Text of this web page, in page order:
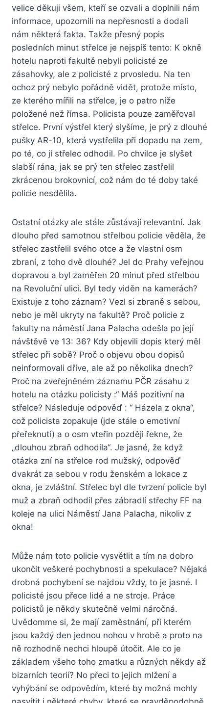
velice děkuji všem, kteří se ozvali a doplnili nám
informace, upozornili na nepřesnosti a dodali
nám některá fakta. Takže přesný popis
posledních minut střelce je nejspíš tento: K okně
hotelu naproti fakultě nebyli policisté ze
zásahovky, ale z policisté z prvosledu. Na ten
ochoz prý nebylo pořádně vidět, protože místo,
ze kterého mířili na střelce, je o patro níže
položené než římsa. Policista pouze zaměřoval
střelce. První výstřel který slyšíme, je prý z dlouhé
pušky AR-10, která vystřelila při dopadu na zem,
po té, co jí střelec odhodil. Po chvilce je slyšet
slabší rána, jak se prý ten střelec zastřelil
zkrácenou brokovnicí, což nám do té doby také
policie nesdělila.
Ostatní otázky ale stále zůstávají relevantní. Jak
dlouho před samotnou střelbou policie věděla, že
střelec zastřelil svého otce a že vlastní osm
zbraní, z toho dvě dlouhé? Jel do Prahy veřejnou
dopravou a byl zaměřen 20 minut před střelbou
na Revoluční ulici. Byl tedy viděn na kamerách?
Existuje z toho záznam? Vezl si zbraně s sebou,
nebo je měl ukryty na fakultě? Proč policie z
fakulty na náměstí Jana Palacha odešla po její
návštěvě ve 13: 36? Kdy objevili dopis který měl
střelec při sobě? Proč o objevu obou dopisů
neinformovali dříve, ale až po několika dnech?
Proč na zveřejněném záznamu PČR zásahu z
hotelu na otázku policisty :“ Máš pozitivní na
střelce? Následuje odpověď : “ Házela z okna“,
což policista zopakuje (jde stále o emotivní
přeřeknutí) a o osm vteřin později řekne, že
„dlouhou zbraň odhodila“. Je jasné, že když
otázka zní na střelce rod mužský, odpověď
dvakrát za sebou v rodu ženském a lokace z
okna, je zvláštní. Střelec byl dle tvrzení policie byl
muž a zbraň odhodil přes zábradlí střechy FF na
koleje na ulici Náměstí Jana Palacha, nikoliv z
okna!
Může nám toto policie vysvětlit a tím na dobro
ukončit veškeré pochybnosti a spekulace? Nějaká
drobná pochybení se najdou vždy, to je jasné. I
policisté jsou přece lidé a ne stroje. Práce
policistů je někdy skutečně velmi náročná.
Uvědomme si, že mají zaměstnání, při kterém
jsou každý den jednou nohou v hrobě a proto na
ně rozhodně nechci hloupě útočit. Ale co je
základem všeho toho zmatku a různých někdy až
bizarních teorií? No přeci to jejich mlžení a
vyhýbání se odpovědím, které by možná mohly